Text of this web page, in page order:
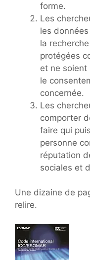
forme.
Les
les
la
protégées
et ne soient
le
concernée.
Les
comporter
faire qui
personne
réputation
sociales et
Une dizaine de
relire.